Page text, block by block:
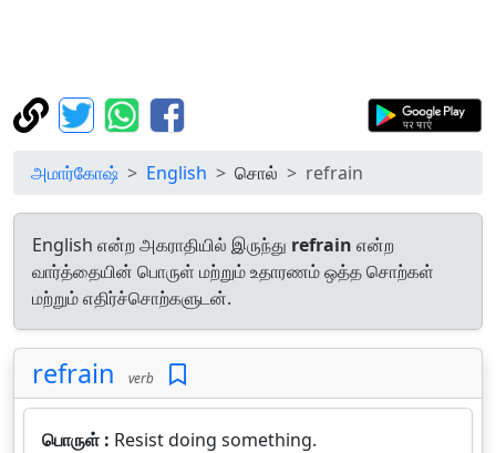
அமார்கோஷ் English சொல் refrain
English என்ற அகராதியில் இருந்து refrain என்ற
வார்த்தையின் பொருள் மற்றும் உதாரணம் ஒத்த சொற்கள்
மற்றும் எதிர்ச்சொற்களுடன்.
refrain verb
பொருள் : Resist doing something.